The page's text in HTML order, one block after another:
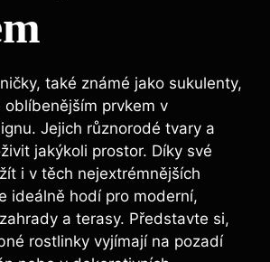
také známé jako sukulenty,
oblíbenějším prvkem v
Jejich různorodé tvary a
jakýkoli prostor. Díky své
i v těch nejextrémnějších
ideálně hodí pro moderní,
a terasy. Představte si,
rostlinky vyjímají na pozadí